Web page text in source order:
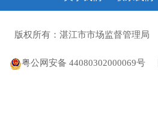
版权所有：湛江市市场监督管理局
粤公网安备 44080302000069号